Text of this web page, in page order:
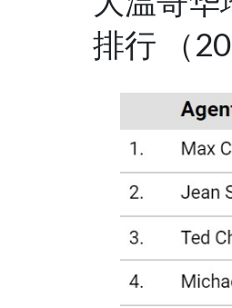
排行 （